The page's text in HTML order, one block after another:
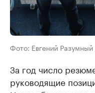
Фото: Евгений
За год число
руководящие